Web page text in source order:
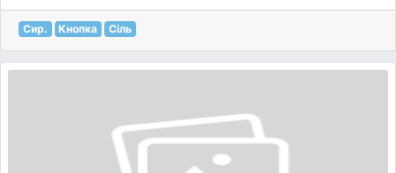
Сир. Кнопка Сіль